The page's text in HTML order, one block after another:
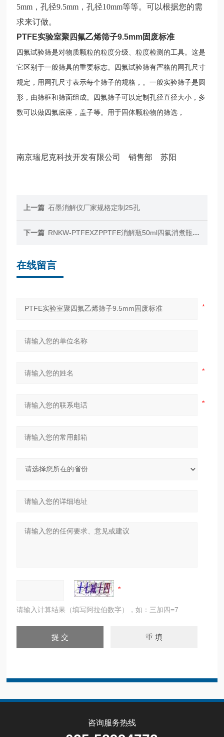
5mm，孔径9.5mm，孔径10mm等等。可以根据您的需
求来订做。
PTFE实验室聚四氟乙烯筛子9.5mm固废标准
四氟试验筛是对物质颗粒的粒度分级、粒度检测的工具。这是
它区别于一般筛具的重要标志。四氟试验筛有严格的网孔尺寸
规定，用网孔尺寸表示每个筛子的规格，。一般实验筛子是圆
形，由筛框和筛面组成。四氟筛子可以定制孔径直径大小，多
数可以做四氟底座，盖子等。用于固体颗粒物的筛选，
南京瑞尼克科技开发有限公司 销售部 苏阳
上一篇 石墨消解仪厂家规格定制25孔
下一篇 RNKW-PTFEXZPPTFE消解瓶50ml四氟消煮瓶螺纹盖海水检测用
在线留言
请输入计算结果（填写阿拉伯数字），如：三加四=7
咨询服务热线